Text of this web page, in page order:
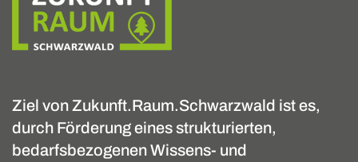
Ziel von Zukunft.Raum.Schwarzwald ist es,
durch Förderung eines strukturierten,
bedarfsbezogenen Wissens- und